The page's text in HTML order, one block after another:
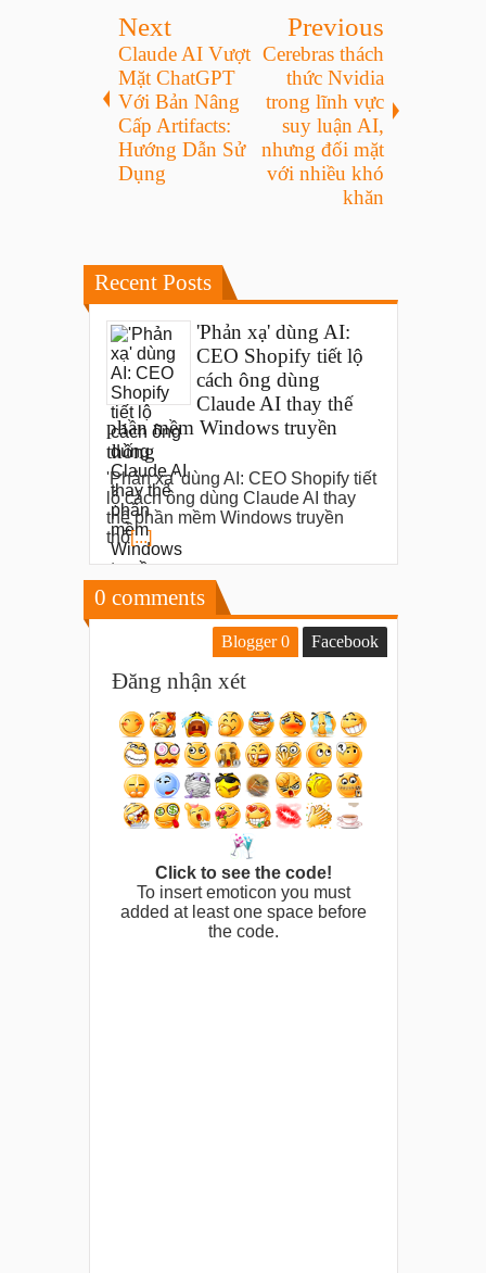
Next
Claude AI Vượt
Mặt ChatGPT
Với Bản Nâng
Cấp Artifacts:
Hướng Dẫn Sử
Dụng
Previous
Cerebras thách
thức Nvidia
trong lĩnh vực
suy luận AI,
nhưng đối mặt
với nhiều khó
khăn
Recent Posts
'Phản xạ' dùng AI:
CEO Shopify tiết lộ
cách ông dùng
Claude AI thay thế
phần mềm Windows truyền
thống
'Phản xạ' dùng AI: CEO Shopify tiết
lộ cách ông dùng Claude AI thay
thế phần mềm Windows truyền
thố[...]
0 comments
Blogger0 Facebook
Đăng nhận xét
Click to see the code!
To insert emoticon you must
added at least one space before
the code.